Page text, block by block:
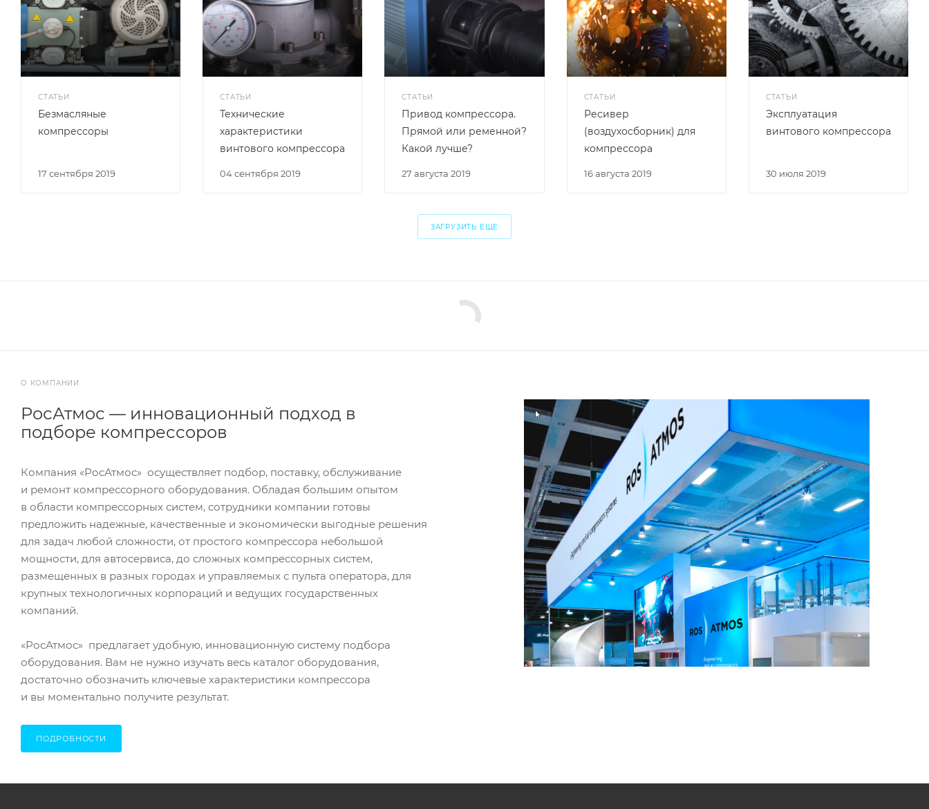
СТАТЬИ
17 сентября 2019
Безмасляные
компрессоры
СТАТЬИ
04 сентября 2019
Технические
характеристики
винтового компрессора
СТАТЬИ
27 августа 2019
Привод компрессора.
Прямой или ременной?
Какой лучше?
СТАТЬИ
16 августа 2019
Ресивер
(воздухосборник) для
компрессора
СТАТЬИ
30 июля 2019
Эксплуатация
винтового компрессора
ЗАГРУЗИТЬ ЕЩЕ
О КОМПАНИИ
РосАтмос — инновационный подход в
подборе компрессоров
Компания «РосАтмос» осуществляет подбор, поставку, обслуживание
и ремонт компрессорного оборудования. Обладая большим опытом
в области компрессорных систем, сотрудники компании готовы
предложить надежные, качественные и экономически выгодные решения
для задач любой сложности, от простого компрессора небольшой
мощности, для автосервиса, до сложных компрессорных систем,
размещенных в разных городах и управляемых с пульта оператора, для
крупных технологичных корпораций и ведущих государственных
компаний.
«РосАтмос» предлагает удобную, инновационную систему подбора
оборудования. Вам не нужно изучать весь каталог оборудования,
достаточно обозначить ключевые характеристики компрессора
и вы моментально получите результат.
ПОДРОБНОСТИ